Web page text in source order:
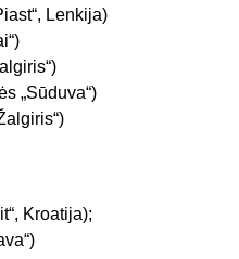
Lenkija)
„Sūduva“)
Kroatija);